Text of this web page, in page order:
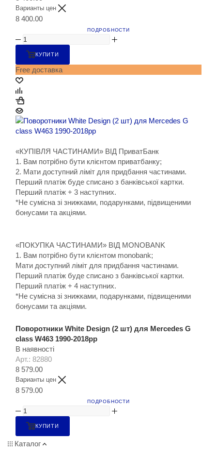
Варианты цен
8 400.00
ПОДРОБНОСТИ
КУПИТИ
Free доставка
«КУПІВЛЯ ЧАСТИНАМИ» ВІД ПриватБанк
1. Вам потрібно бути клієнтом приватбанку;
2. Мати доступний ліміт для придбання частинами.
Перший платіж буде списано з банківської картки.
Перший платіж + 3 наступних.
*Не сумісна зі знижками, подарунками, підвищеними
бонусами та акціями.
«ПОКУПКА ЧАСТИНАМИ» ВІД MONOBANK
1. Вам потрібно бути клієнтом monobank;
Мати доступний ліміт для придбання частинами.
Перший платіж буде списано з банківської картки.
Перший платіж + 4 наступних.
*Не сумісна зі знижками, подарунками, підвищеними
бонусами та акціями.
Поворотники White Design (2 шт) для Mercedes G
сlass W463 1990-2018рр
В наявності
Арт.: 82880
8 579.00
Варианты цен
8 579.00
ПОДРОБНОСТИ
КУПИТИ
Каталог